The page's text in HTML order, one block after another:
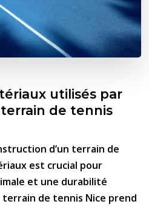
utilisés par
de tennis
d’un terrain de
est crucial pour
et une durabilité
de tennis Nice prend